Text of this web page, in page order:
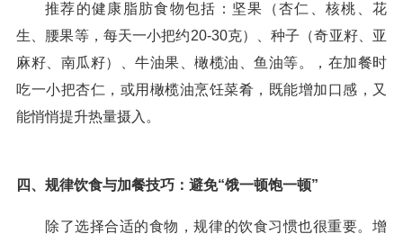
推荐的健康脂肪食物包括：坚果（杏仁、核桃、花
生、腰果等，每天一小把约20-30克）、种子（奇亚籽、亚
麻籽、南瓜籽）、牛油果、橄榄油、鱼油等。，在加餐时
吃一小把杏仁，或用橄榄油烹饪菜肴，既能增加口感，又
能悄悄提升热量摄入。
四、规律饮食与加餐技巧：避免“饿一顿饱一顿”
除了选择合适的食物，规律的饮食习惯也很重要。增